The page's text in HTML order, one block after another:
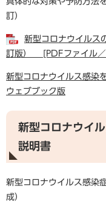
訂）
新型コロナウイルス
訂版） [PDFファイル
新型コロナウイルス感染
ウェブブック版
新型コロナウイ
説明書
新型コロナウイルス感染
成）